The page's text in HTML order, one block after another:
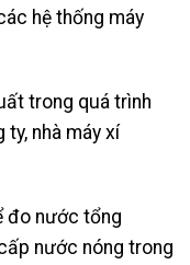
hệ thống máy
trong quá trình
nhà máy xí
đo nước tổng
nước nóng trong